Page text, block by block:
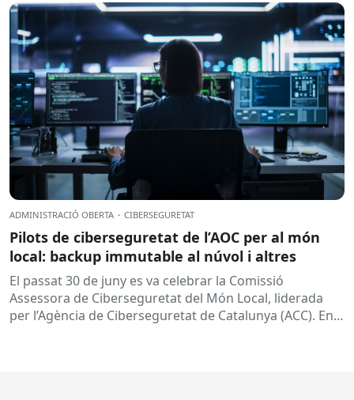
habitualment...
ADMINISTRACIÓ OBERTA · CIBERSEGURETAT
Pilots de ciberseguretat de l’AOC per al món
local: backup immutable al núvol i altres
El passat 30 de juny es va celebrar la Comissió
Assessora de Ciberseguretat del Món Local, liderada
per l’Agència de Ciberseguretat de Catalunya (ACC). En